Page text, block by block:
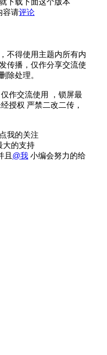
容请评论
不得使用主题内所有内
传播，仅作分享交流使
除处理。
作交流使用 ，锁屏最
授权 严禁二改二传，
我的关注
大的支持
且 @我 小编会努力的给